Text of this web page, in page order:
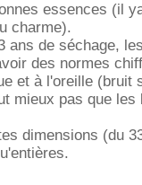
essences (il
charme).
ans de séchage,
des normes
et à l'oreille (bruit
mieux pas que les
dimensions (du